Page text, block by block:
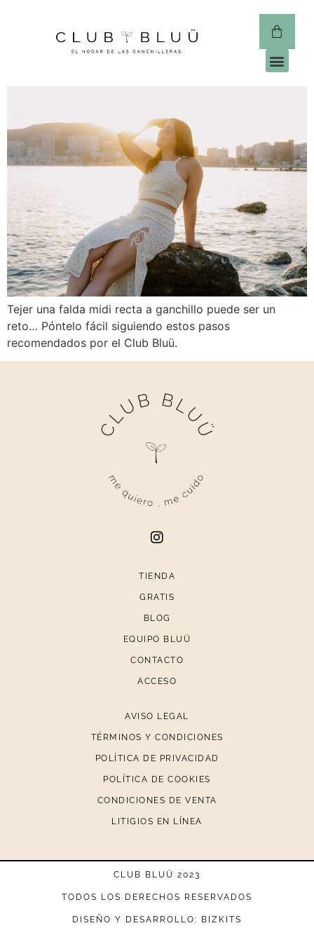
Tejer una falda midi recta a ganchillo puede ser un
reto… Póntelo fácil siguiendo estos pasos
recomendados por el Club Bluü.
TIENDA
GRATIS
BLOG
EQUIPO BLUÜ
CONTACTO
ACCESO
AVISO LEGAL
TÉRMINOS Y CONDICIONES
POLÍTICA DE PRIVACIDAD
POLÍTICA DE COOKIES
CONDICIONES DE VENTA
LITIGIOS EN LÍNEA
CLUB BLUÜ 2023
TODOS LOS DERECHOS RESERVADOS
DISEÑO Y DESARROLLO: BIZKITS